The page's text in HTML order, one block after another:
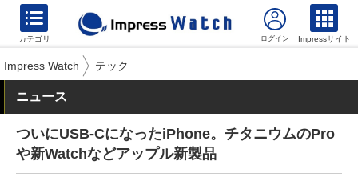
カテゴリ Impressサイト
Impress Watch テック
ニュース
ついにUSB-CになったiPhone。チタニウムのPro
や新Watchなどアップル新製品